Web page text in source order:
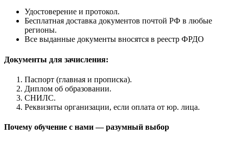
Удостоверение и протокол.
Бесплатная доставка документов почтой РФ в любые
регионы.
Все выданные документы вносятся в реестр ФРДО
Документы для зачисления:
Паспорт (главная и прописка).
Диплом об образовании.
СНИЛС.
Реквизиты организации, если оплата от юр. лица.
Почему обучение с нами — разумный выбор